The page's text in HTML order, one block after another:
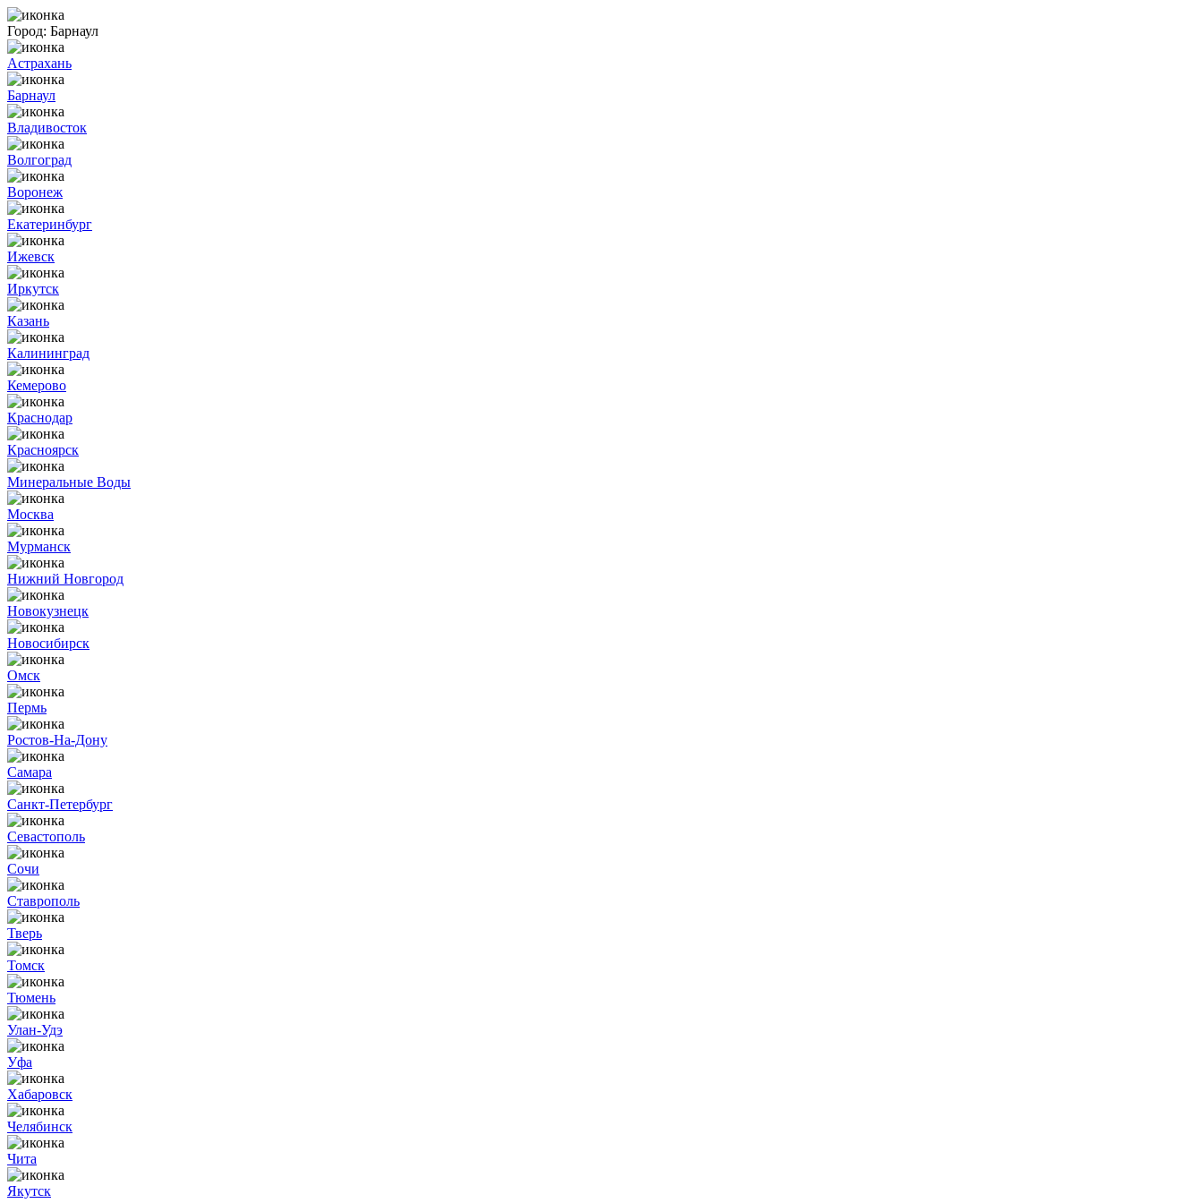
Город: Барнаул
Астрахань
Барнаул
Владивосток
Волгоград
Воронеж
Екатеринбург
Ижевск
Иркутск
Казань
Калининград
Кемерово
Краснодар
Красноярск
Минеральные Воды
Москва
Мурманск
Нижний Новгород
Новокузнецк
Новосибирск
Омск
Пермь
Ростов-На-Дону
Самара
Санкт-Петербург
Севастополь
Сочи
Ставрополь
Тверь
Томск
Тюмень
Улан-Удэ
Уфа
Хабаровск
Челябинск
Чита
Якутск